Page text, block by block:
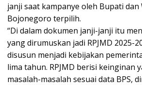
janji saat kampanye oleh Bupati dan
Bojonegoro terpilih.
“Di dalam dokumen janji-janji itu
yang dirumuskan jadi RPJMD 2025-
disusun menjadi kebijakan
lima tahun. RPJMD berisi keinginan
masalah-masalah sesuai data BPS,